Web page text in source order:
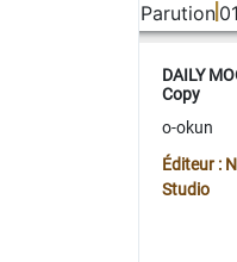
Parution
DAILY
Copy
o-okun
Éditeur :
Studio